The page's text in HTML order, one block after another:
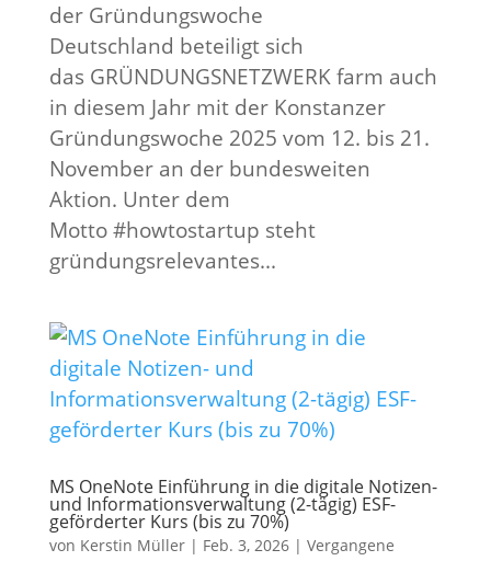
der Gründungswoche
Deutschland beteiligt sich
das GRÜNDUNGSNETZWERK farm auch
in diesem Jahr mit der Konstanzer
Gründungswoche 2025 vom 12. bis 21.
November an der bundesweiten
Aktion. Unter dem
Motto #howtostartup steht
gründungsrelevantes...
MS OneNote Einführung in die digitale Notizen-
und Informationsverwaltung (2-tägig) ESF-
geförderter Kurs (bis zu 70%)
von Kerstin Müller| Feb. 3, 2026| Vergangene